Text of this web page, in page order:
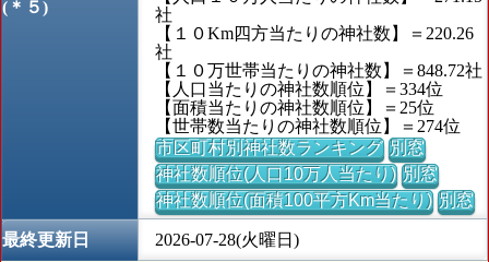
(＊５)
社
【１０Km四方当たりの神社数】＝220.26
社
【１０万世帯当たりの神社数】＝848.72社
【人口当たりの神社数順位】＝334位
【面積当たりの神社数順位】＝25位
【世帯数当たりの神社数順位】＝274位
市区町村別神社数ランキング 別窓
神社数順位(人口10万人当たり) 別窓
神社数順位(面積100平方Km当たり) 別窓
最終更新日
2026-07-28(火曜日)